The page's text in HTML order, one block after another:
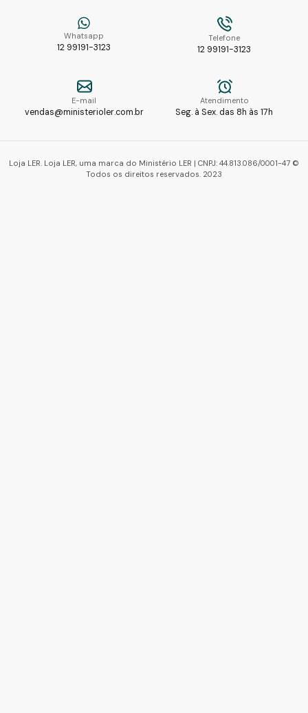
Whatsapp
12 99191-3123
Telefone
12 99191-3123
E-mail
vendas@ministerioler.com.br
Atendimento
Seg. à Sex. das 8h às 17h
Loja LER. Loja LER, uma marca do Ministério LER | CNPJ: 44.813.086/0001-47 ©
Todos os direitos reservados. 2023